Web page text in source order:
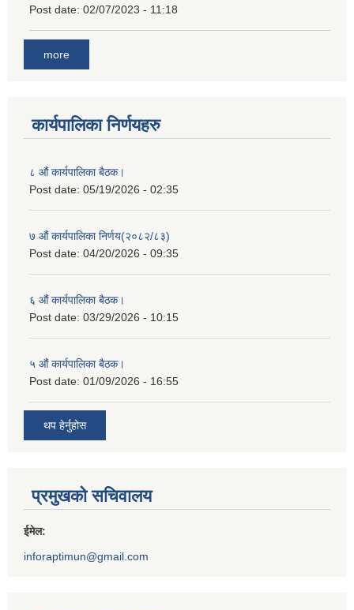
Post date: 02/07/2023 - 11:18
more
कार्यपालिका निर्णयहरु
८ औं कार्यपालिका बैठक।
Post date: 05/19/2026 - 02:35
७ औं कार्यपालिका निर्णय(२०८२/८३)
Post date: 04/20/2026 - 09:35
६ औं कार्यपालिका बैठक।
Post date: 03/29/2026 - 10:15
५ औं कार्यपालिका बैठक।
Post date: 01/09/2026 - 16:55
थप हेर्नुहोस
प्रमुखको सचिवालय
ईमेल:
inforaptimun@gmail.com